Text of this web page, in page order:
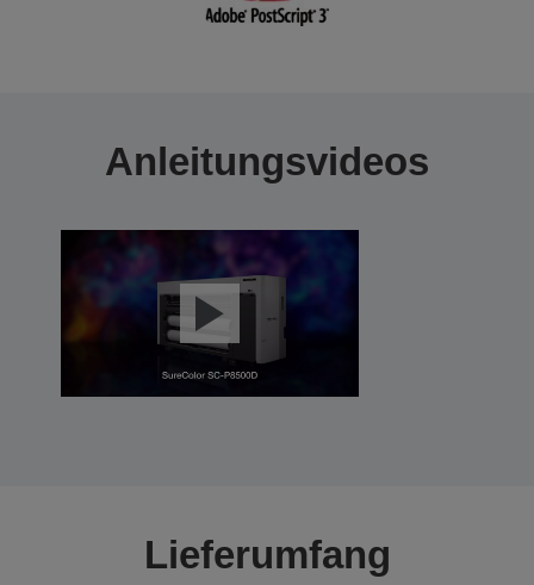
Anleitungsvideos
Lieferumfang